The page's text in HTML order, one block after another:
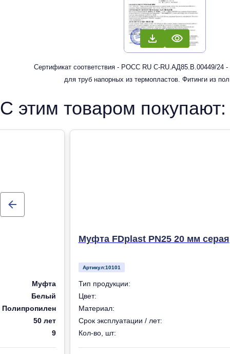
Сертификат соответствия - РОСС RU С-RU.АД85.В.00449/24
для труб напорных из термопластов. Фитинги из
отопления
С этим товаром покупают:
Муфта
Белый
Полипропилен
50 лет
9
Муфта FDplast PN25 20 мм серая
Артикул:10101
Тип продукции:
Цвет:
Материал:
Срок эксплуатации / лет:
Кол-во, шт: